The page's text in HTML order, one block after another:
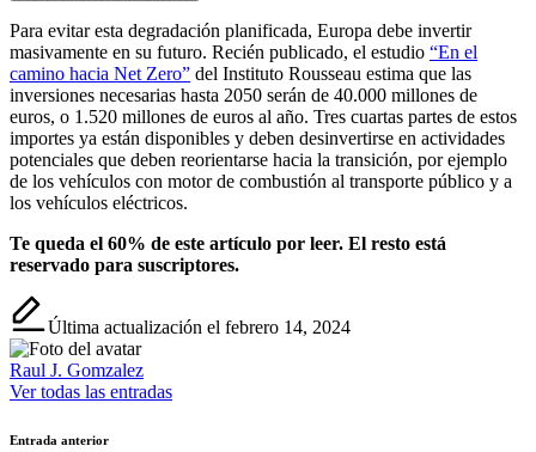
Para evitar esta degradación planificada, Europa debe invertir
masivamente en su futuro. Recién publicado, el estudio “En el
camino hacia Net Zero” del Instituto Rousseau estima que las
inversiones necesarias hasta 2050 serán de 40.000 millones de
euros, o 1.520 millones de euros al año. Tres cuartas partes de estos
importes ya están disponibles y deben desinvertirse en actividades
potenciales que deben reorientarse hacia la transición, por ejemplo
de los vehículos con motor de combustión al transporte público y a
los vehículos eléctricos.
Te queda el 60% de este artículo por leer. El resto está
reservado para suscriptores.
Última actualización el febrero 14, 2024
Raul J. Gomzalez
Ver todas las entradas
Entrada anterior